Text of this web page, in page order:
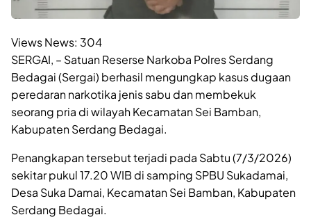
Views News: 304
SERGAI, – Satuan Reserse Narkoba Polres Serdang
Bedagai (Sergai) berhasil mengungkap kasus dugaan
peredaran narkotika jenis sabu dan membekuk
seorang pria di wilayah Kecamatan Sei Bamban,
Kabupaten Serdang Bedagai.
Penangkapan tersebut terjadi pada Sabtu (7/3/2026)
sekitar pukul 17.20 WIB di samping SPBU Sukadamai,
Desa Suka Damai, Kecamatan Sei Bamban, Kabupaten
Serdang Bedagai.